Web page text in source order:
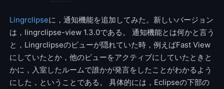
Lingrclipseに，通知機能を追加してみた。新しいバージョン
は，lingrclipse-view 1.3.0である。 通知機能とは何かと言う
と，Lingrclipseのビューが隠れていた時，例えばFast View
にしていたとか，他のビューをアクティブにしていたときと
かに，入室したルームで誰かが発言をしたことがわかるよう
にした，ということである。 具体的には，Eclipseの下部の